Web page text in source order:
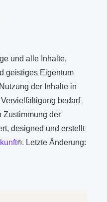
und alle Inhalte,
geistiges Eigentum
der Inhalte in
bedarf
Zustimmung der
designed und erstellt
®. Letzte Änderung: